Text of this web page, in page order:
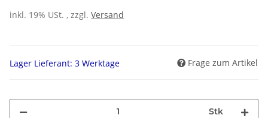
inkl. 19% USt. , zzgl. Versand
Lager Lieferant: 3 Werktage Frage zum Artikel
Stk